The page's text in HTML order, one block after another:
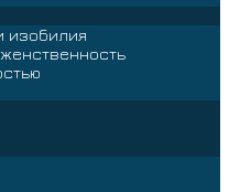
изобилия